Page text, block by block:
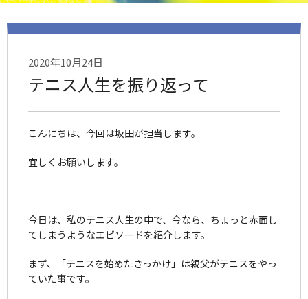
2020年10月24日
テニス人生を振り返って
こんにちは、今回は坂田が担当します。
宜しくお願いします。
今日は、私のテニス人生の中で、今なら、ちょっと赤面し
てしまうようなエピソードを紹介します。
まず、「テニスを始めたきっかけ」は親父がテニスをやっ
ていた事です。